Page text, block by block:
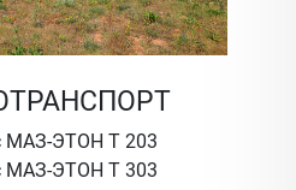
МАЗ-ЭТОН Т 203
МАЗ-ЭТОН Т 303